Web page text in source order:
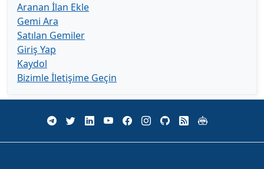
Aranan İlan Ekle
Gemi Ara
Satılan Gemiler
Giriş Yap
Kaydol
Bizimle İletişime Geçin